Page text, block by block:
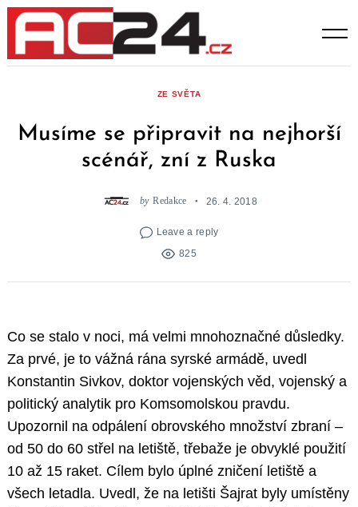
Skip
content
ZE SVĚTA
Musíme se připravit na nejhorší
scénář, zní z Ruska
by Redakce 26. 4. 2018
Leave a reply
825
Co se stalo v noci, má velmi mnohoznačné důsledky.
Za prvé, je to vážná rána syrské armádě, uvedl
Konstantin Sivkov, doktor vojenských věd, vojenský a
politický analytik pro Komsomolskou pravdu.
Upozornil na odpálení obrovského množství zbraní –
od 50 do 60 střel na letiště, třebaže je obvyklé použití
10 až 15 raket. Cílem bylo úplné zničení letiště a
všech letadla. Uvedl, že na letišti Šajrat byly umístěny